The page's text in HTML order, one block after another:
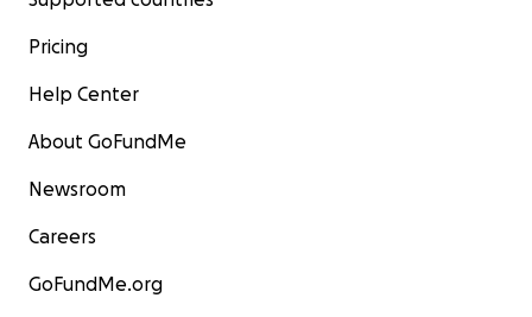
Pricing
Help Center
About GoFundMe
Newsroom
Careers
GoFundMe.org